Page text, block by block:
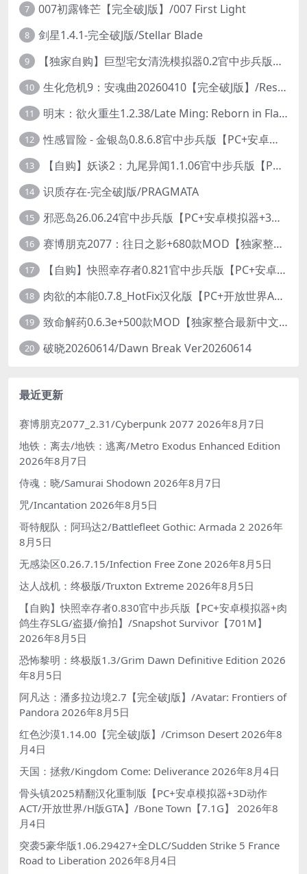
7 007初露锋芒【完全破J版】/007 First Light
8 剑星1.4.1-完全破J版/Stellar Blade
9 【独家自购】巨型宅女清洗模拟器0.2官中步兵版【PC+安卓模拟器+3D互动SLG/开放世界/2026.6.6日新作】/巨人老婆清洗模拟器/Giant Waifu Wash Simulator【3G】
10 生化危机9：安魂曲20260410【完全破J版】/Resident Evil Requiem 9
11 明末：欲火重生1.2.38/Late Ming: Reborn in Flames
12 性感冒险 - 金银岛0.8.6.8官中步兵版【PC+安卓模拟器+3D生存冒险/开放世界/精品沙盒/扶她】/ Sensual Adventures - Treasure Island【9.3G】
13 【自购】妖谈2：九尾异闻1.1.06官中步兵版【PC+安卓模拟器+植物大战僵尸H版+塔防SLG】/Yokai Art 2- Tales of the Nine-Tails【4.13G】
14 识质存在-完全破J版/PRAGMATA
15 邪恶岛26.06.24官中步兵版【PC+安卓模拟器+3D大型生存/动作ACT/开放世界】/Wicked Island【7.53G】
16 赛博朋克2077：往日之影+680款MOD【独家整合最新中文MOD管理器+在线下载1.7万N网MOD】/Cyberpunk 2077 Ver2.31 MOD V2025.11.8
17 【自购】快照幸存者0.821官中步兵版【PC+安卓模拟器+肉鸽生存SLG/盗摄/偷拍】/Snapshot Survivor【643M】
18 肉欲的本能0.7.8_HotFix汉化版【PC+开放世界ACT/大作/UE5超高画质/扶她+超级存档】/Carnal Instinct【7.3G】
19 致命解药0.6.3e+500款MOD【独家整合最新中文MOD管理器+在线下载N网全部MOD】/The Killing Antidote Ver0.6.3e MOD Ver2026.3.12
20 破晓20260614/Dawn Break Ver20260614
最近更新
赛博朋克2077_2.31/Cyberpunk 2077 2026年8月7日
地铁：离去/地铁：逃离/Metro Exodus Enhanced Edition
2026年8月7日
侍魂：晓/Samurai Shodown 2026年8月7日
咒/Incantation 2026年8月5日
哥特舰队：阿玛达2/Battlefleet Gothic: Armada 2 2026年
8月5日
无感染区0.26.7.15/Infection Free Zone 2026年8月5日
达人战机：终极版/Truxton Extreme 2026年8月5日
【自购】快照幸存者0.830官中步兵版【PC+安卓模拟器+肉
鸽生存SLG/盗摄/偷拍】/Snapshot Survivor【701M】
2026年8月5日
恐怖黎明：终极版1.3/Grim Dawn Definitive Edition 2026
年8月5日
阿凡达：潘多拉边境2.7【完全破J版】/Avatar: Frontiers of
Pandora 2026年8月5日
红色沙漠1.14.00【完全破J版】/Crimson Desert 2026年8
月4日
天国：拯救/Kingdom Come: Deliverance 2026年8月4日
骨头镇2025精翻汉化重制版【PC+安卓模拟器+3D动作
ACT/开放世界/H版GTA】/Bone Town【7.1G】
2026年8
月4日
突袭5豪华版1.06.29427+全DLC/Sudden Strike 5 France
Road to Liberation 2026年8月4日